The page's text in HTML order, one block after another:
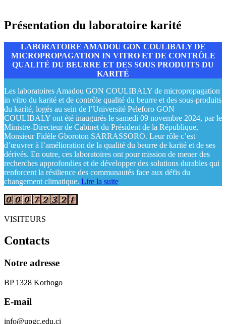
Présentation du laboratoire karité
LABORATOIRE AMADOU GON COULIBALY DE
MICROPROPAGATION IN VITRO ET DE CONTRÔLE
QUALITÉ DU BEURRE ET DES SOUS PRODUITS DU
KARITÉ
Les laboratoires Amadou GON COULIBALY de micropropagation
in vitro du karité et de contrôle qualité du beurre et des sous-produits
du karité, logés au sein de l’Université Peleforo GON
COULIBALY ont été inaugurés le samedi 09 novembre 2024, par le
Ministre-Directeur de Cabinet du Président de la République,
Monsieur Fidèle Gboroton SARRASSORO. Leur rôle c’est
d’œuvrer à l’amélioration de la qualité du beurre de karité et de ses
dérivés. En outre, ces laboratoires ont pour mission de mener des
recherches approfondies et de développer des solutions durables qui
renforcent la résilience des communautés face aux défis du
changement climatique. Lire la suite
VISITEURS
Contacts
Notre adresse
BP 1328 Korhogo
E-mail
info@upgc.edu.ci